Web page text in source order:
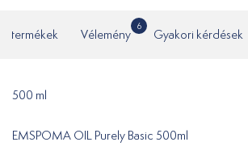
termékek Vélemény
6
Gyakori kérdések
500 ml
EMSPOMA OIL Purely Basic 500ml